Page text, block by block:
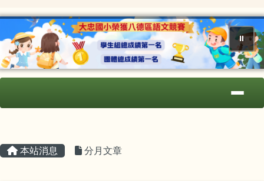
⏸
本站消息 分月文章